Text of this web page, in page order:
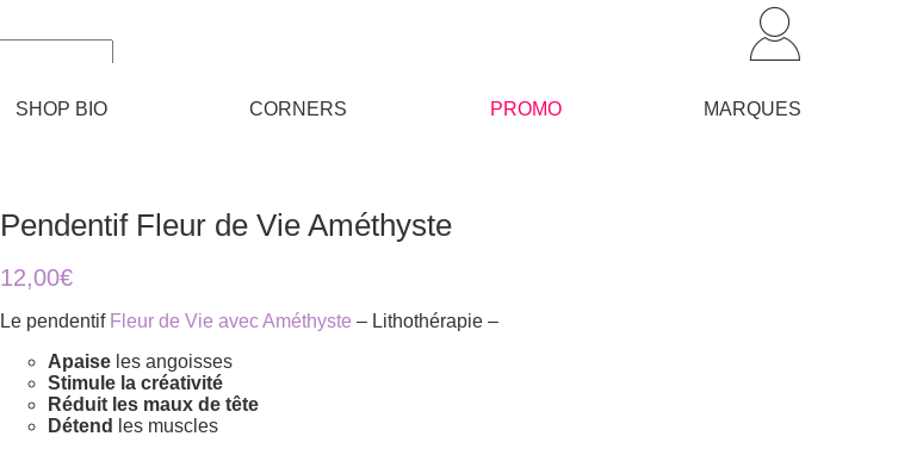
SHOP BIO CORNERS PROMO MARQUES
Pendentif Fleur de Vie Améthyste
12,00€
Le pendentif Fleur de Vie avec Améthyste – Lithothérapie –
Apaise les angoisses
Stimule la créativité
Réduit les maux de tête
Détend
les muscles